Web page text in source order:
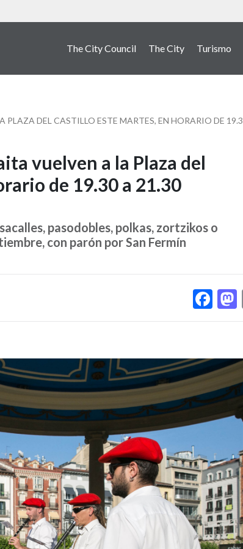
The City Council The City Turismo
PLAZA DEL CASTILLO ESTE MARTES, EN HORARIO DE
vuelven a la Plaza del
de 19.30 a 21.30
pasodobles, polkas, zortzikos o
con parón por San Fermín